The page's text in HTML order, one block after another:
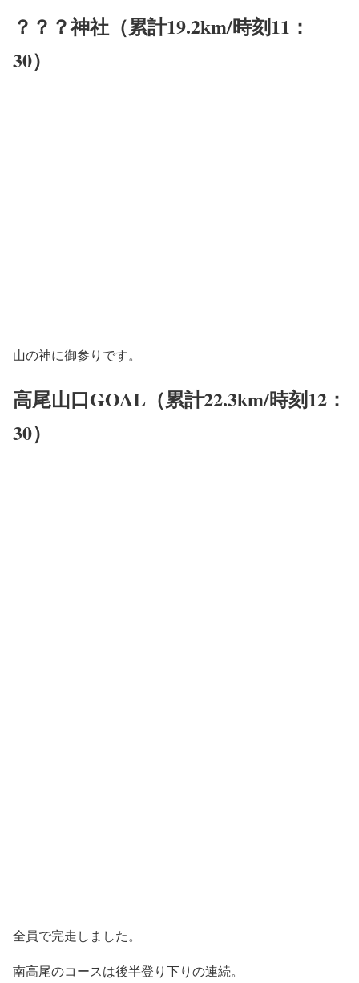
？？？神社（累計19.2km/時刻11：
30）
山の神に御参りです。
高尾山口GOAL（累計22.3km/時刻12：
30）
全員で完走しました。
南高尾のコースは後半登り下りの連続。